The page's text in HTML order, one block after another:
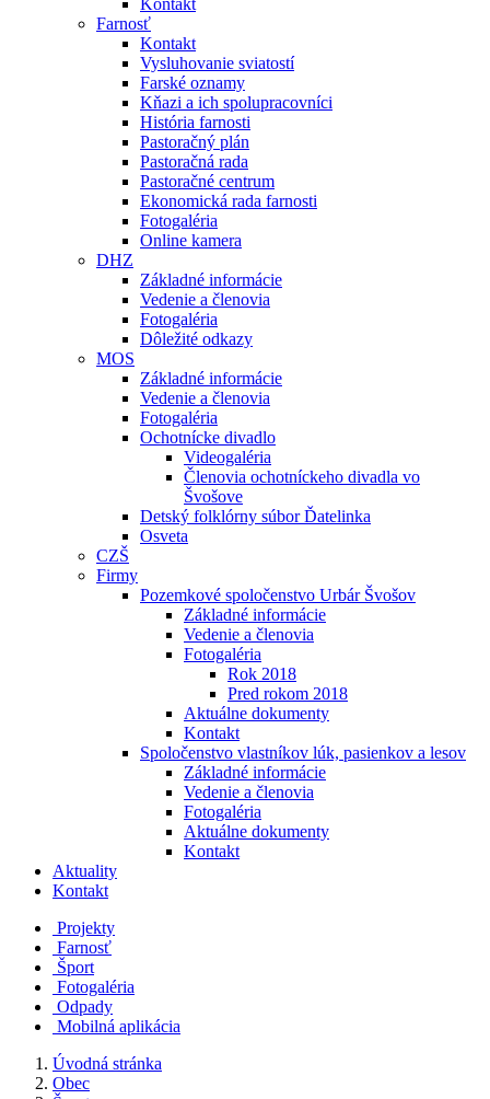
Kontakt
Farnosť
Kontakt
Vysluhovanie sviatostí
Farské oznamy
Kňazi a ich spolupracovníci
História farnosti
Pastoračný plán
Pastoračná rada
Pastoračné centrum
Ekonomická rada farnosti
Fotogaléria
Online kamera
DHZ
Základné informácie
Vedenie a členovia
Fotogaléria
Dôležité odkazy
MOS
Základné informácie
Vedenie a členovia
Fotogaléria
Ochotnícke divadlo
Videogaléria
Členovia ochotníckeho divadla vo
Švošove
Detský folklórny súbor Ďatelinka
Osveta
CZŠ
Firmy
Pozemkové spoločenstvo Urbár Švošov
Základné informácie
Vedenie a členovia
Fotogaléria
Rok 2018
Pred rokom 2018
Aktuálne dokumenty
Kontakt
Spoločenstvo vlastníkov lúk, pasienkov a lesov
Základné informácie
Vedenie a členovia
Fotogaléria
Aktuálne dokumenty
Kontakt
Aktuality
Kontakt
Projekty
Farnosť
Šport
Fotogaléria
Odpady
Mobilná aplikácia
Úvodná stránka
Obec